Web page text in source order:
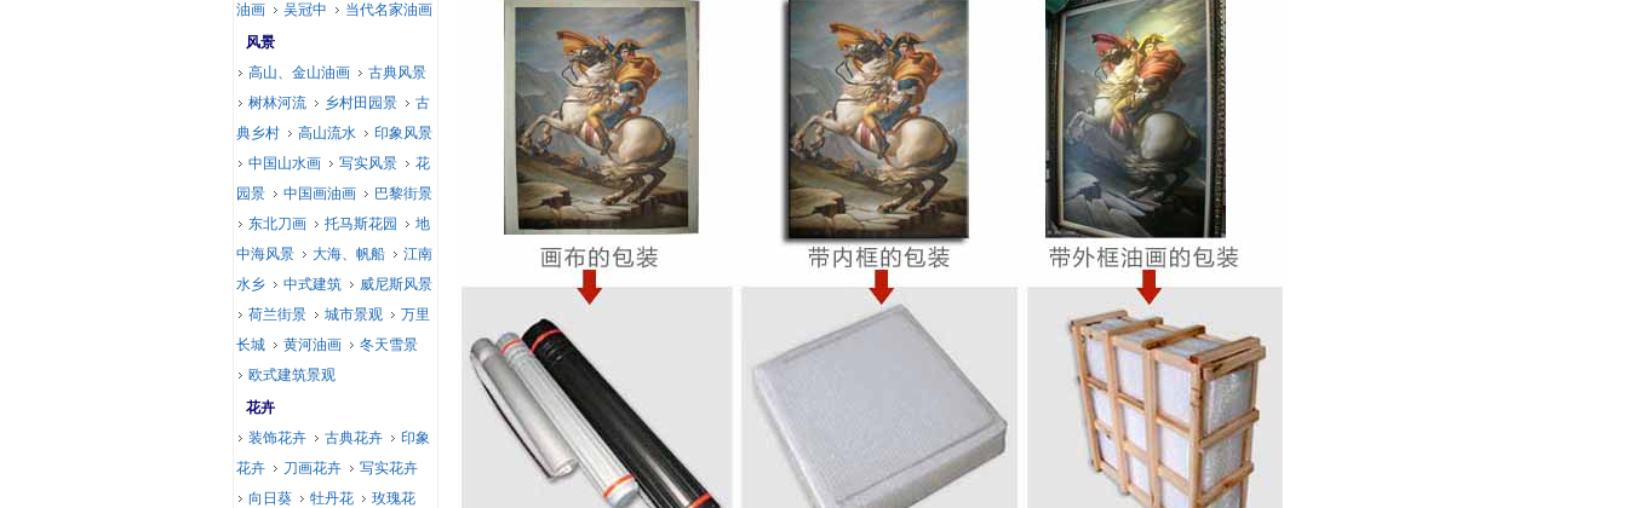
油画
吴冠中
当代名家油画
风景
高山、金山油画
古典风景
树林河流
乡村田园景
古
典乡村
高山流水
印象风景
中国山水画
写实风景
花
园景
中国画油画
巴黎街景
东北刀画
托马斯花园
地
中海风景
大海、帆船
江南
水乡
中式建筑
威尼斯风景
荷兰街景
城市景观
万里
长城
黄河油画
冬天雪景
欧式建筑景观
花卉
装饰花卉
古典花卉
印象
花卉
刀画花卉
写实花卉
向日葵
牡丹花
玫瑰花